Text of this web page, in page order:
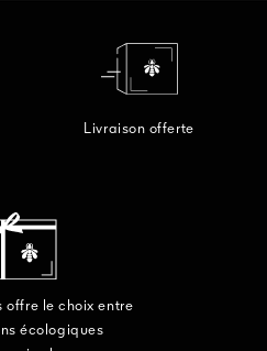
Livraison offerte
offre le choix entre
écologiques